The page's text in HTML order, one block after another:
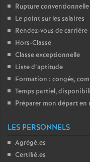
Rupture
Le point sur les salaires
Rendez-vous de carrière
Hors-Classe
Classe exceptionnelle
Liste d’aptitude
Formation : congés,
Temps partiel,
Préparer mon départ en
LES PERSONNELS
Agrégé.es
Certifié.es